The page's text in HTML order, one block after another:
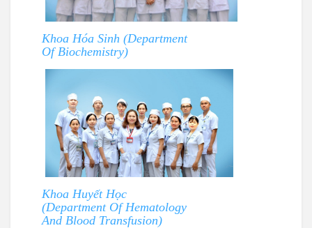
Khoa Hóa Sinh (Department
Of Biochemistry)
Khoa Huyết Học
(Department Of Hematology
And Blood Transfusion)